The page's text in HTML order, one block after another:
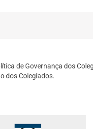
de Governança dos
dos Colegiados.